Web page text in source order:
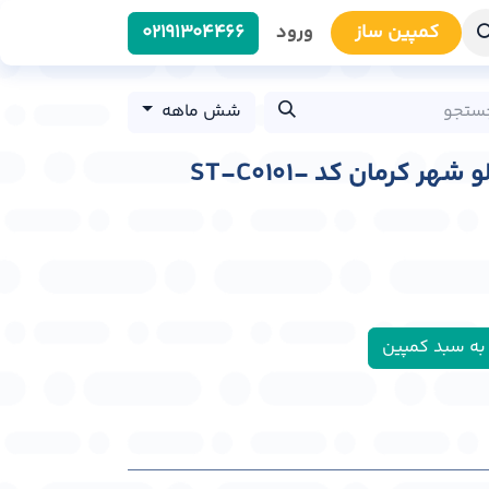
کمپین سا​​ز ورود 0219​1304466
شش ماهه
استرابورد سه را ه سیلو شهر کرمان کد ST-C0101-
سبد کمپین